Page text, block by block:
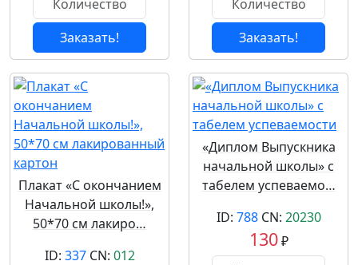
Заказать! Заказать!
Плакат «С окончанием
Начальной школы!»,
50*70 см лакиро…
ID: 337CN: 012
«Диплом Выпускника
начальной школы» с
табелем успеваемо…
ID: 788CN: 20230
130₽